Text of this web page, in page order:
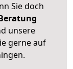
Sie doch
unsere
gerne auf